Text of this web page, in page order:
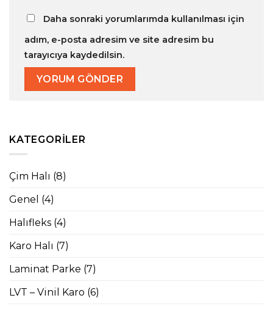
Daha sonraki yorumlarımda kullanılması için
adım, e-posta adresim ve site adresim bu
tarayıcıya kaydedilsin.
KATEGORILER
Çim Halı (8)
Genel (4)
Halıfleks (4)
Karo Halı (7)
Laminat Parke (7)
LVT – Vinil Karo (6)